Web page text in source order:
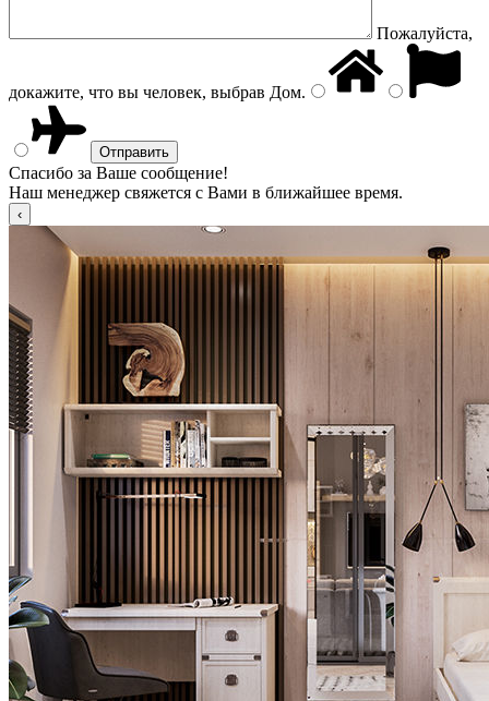
Пожалуйста,
докажите, что вы человек, выбрав Дом.
Спасибо за Ваше сообщение!
Наш менеджер свяжется с Вами в ближайшее время.